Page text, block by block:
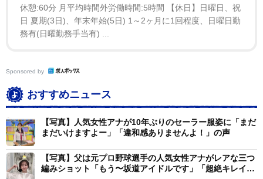
休憩:60分 月平均時間外労働時間:5時間 【休日】日曜日、祝
日 夏期(3日)、年末年始(5日) 1～2ヶ月に1回程度、日曜日勤
務有(日曜勤務手当有) ...
Sponsored by
おすすめニュース
【写真】人気女性アナが10年ぶりのセーラー服姿に「まだ
まだいけますよー」「違和感ありませんよ！」の声
【写真】父は元プロ野球選手の人気女性アナがレアな三つ
編みショット「もう〜坂道アイドルです」「超絶キレイ」